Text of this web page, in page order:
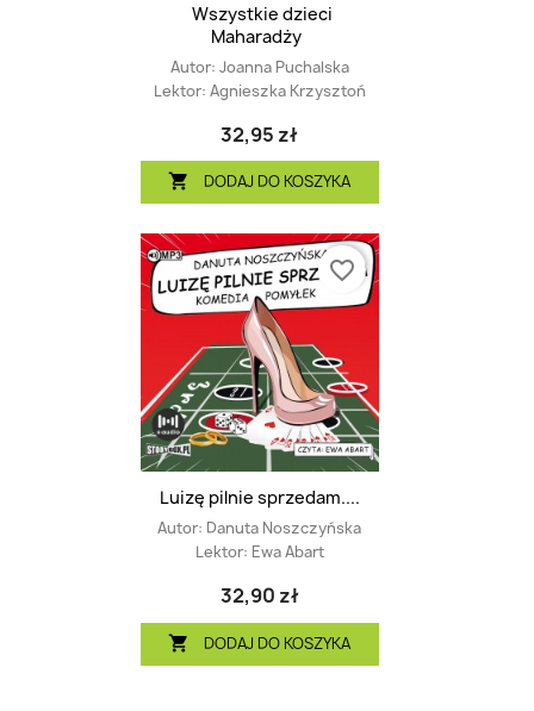
Wszystkie dzieci
Maharadży
Autor: Joanna Puchalska
Lektor: Agnieszka Krzysztoń
32,95 zł
 DODAJ DO KOSZYKA
Luizę pilnie sprzedam....
Autor: Danuta Noszczyńska
Lektor: Ewa Abart
32,90 zł
 DODAJ DO KOSZYKA
favorite_border